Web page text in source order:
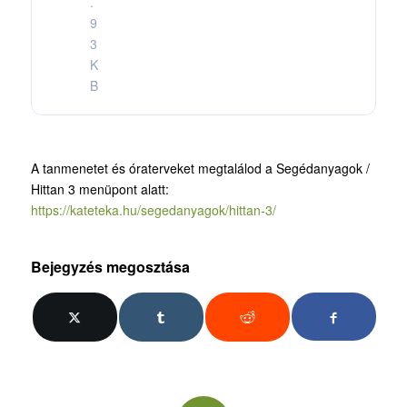
9
3
K
B
A tanmenetet és óraterveket megtalálod a Segédanyagok /
Hittan 3 menüpont alatt:
https://kateteka.hu/segedanyagok/hittan-3/
Bejegyzés megosztása